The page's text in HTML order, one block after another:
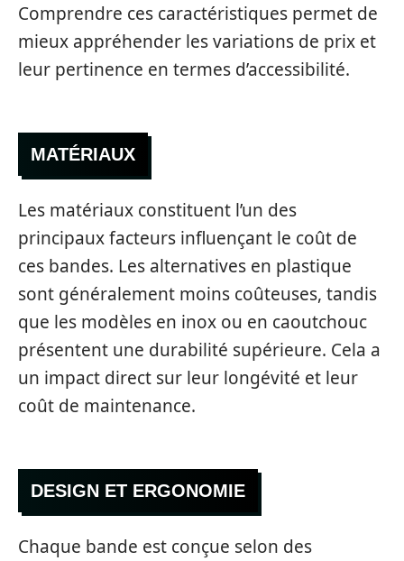
Comprendre ces caractéristiques permet de
mieux appréhender les variations de prix et
leur pertinence en termes d’accessibilité.
MATÉRIAUX
Les matériaux constituent l’un des
principaux facteurs influençant le coût de
ces bandes. Les alternatives en plastique
sont généralement moins coûteuses, tandis
que les modèles en inox ou en caoutchouc
présentent une durabilité supérieure. Cela a
un impact direct sur leur longévité et leur
coût de maintenance.
DESIGN ET ERGONOMIE
Chaque bande est conçue selon des